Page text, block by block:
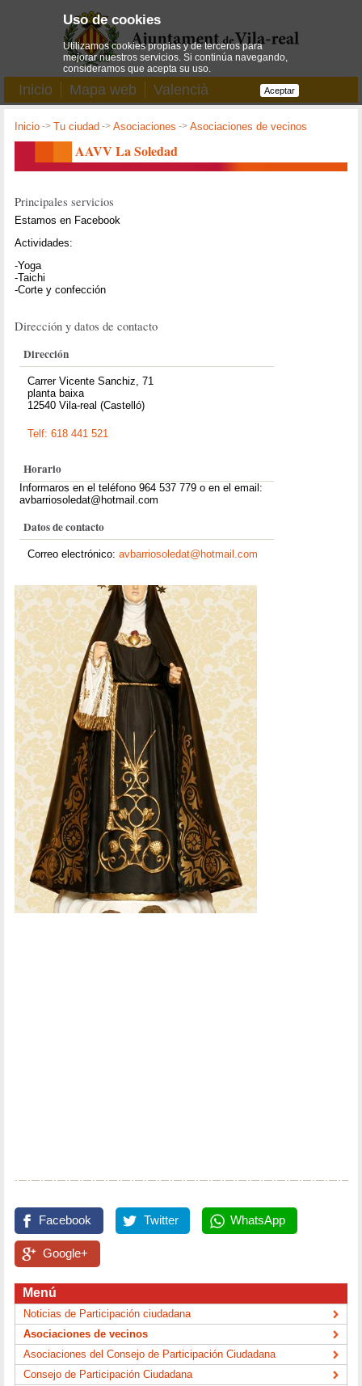
Inicio Mapa web Valencià
Inicio ->Tu ciudad ->Asociaciones ->Asociaciones de vecinos
AAVV La Soledad
Principales servicios
Estamos en Facebook
Actividades:
-Yoga
-Taichi
-Corte y confección
Dirección y datos de contacto
Dirección
Carrer Vicente Sanchiz, 71
planta baixa
12540 Vila-real (Castelló)
Telf: 618 441 521
Horario
Informaros en el teléfono 964 537 779 o en el email:
avbarriosoledat@hotmail.com
Datos de contacto
Correo electrónico:avbarriosoledat@hotmail.com
Facebook Twitter WhatsApp
Google+
Menú
Noticias de Participación ciudadana
Asociaciones de vecinos
Asociaciones del Consejo de Participación Ciudadana
Consejo de Participación Ciudadana
Uso de cookies
Utilizamos cookies propias y de terceros para
mejorar nuestros servicios. Si continúa navegando,
consideramos que acepta su uso.
Aceptar